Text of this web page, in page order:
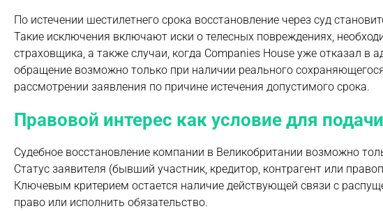
По истечении шестилетнего срока восстановление через суд
Такие исключения включают иски о телесных повреждениях,
страховщика, а также случаи, когда Companies House уже отказал
обращение возможно только при наличии реального
рассмотрении заявления по причине истечения допустимого срока.
Правовой интерес как условие для
Судебное восстановление компании в Великобритании возможно
Статус заявителя (бывший участник, кредитор, контрагент или
Ключевым критерием остается наличие действующей связи с
право или исполнить обязательство.